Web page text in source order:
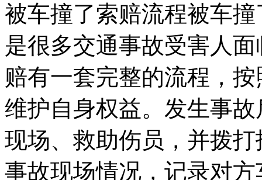
被车撞了索赔流程被车
是很多交通事故受害人
赔有一套完整的流程，
维护自身权益。发生事
现场、救助伤员，并拨
事故现场情况，记录对